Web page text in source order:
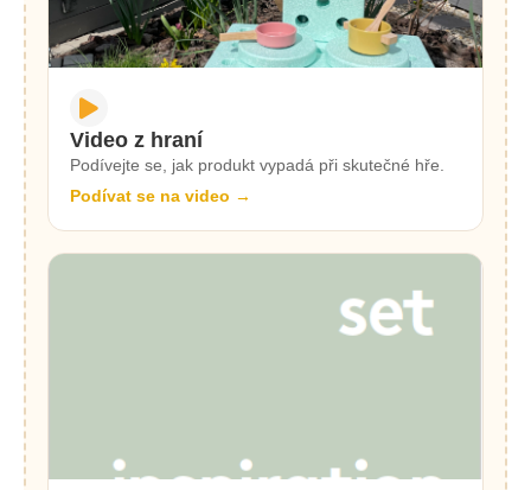
Video z hraní
Podívejte se, jak produkt vypadá při skutečné hře.
Podívat se na video →